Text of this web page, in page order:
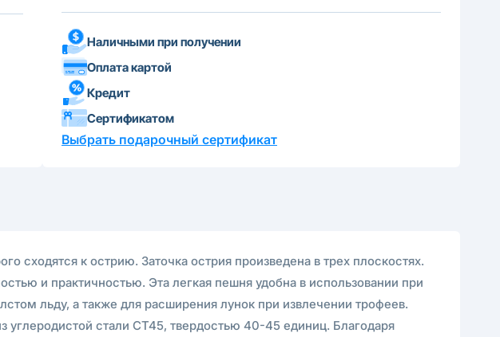
Наличными при получении
Оплата картой
Кредит
Сертификатом
Выбрать подарочный сертификат
сходятся к острию. Заточка острия произведена в трех плоскостях.
и практичностью. Эта легкая пешня удобна в использовании при
льду, а также для расширения лунок при извлечении трофеев.
углеродистой стали СТ45, твердостью 40-45 единиц. Благодаря